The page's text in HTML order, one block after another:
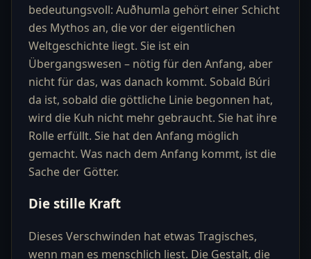
bedeutungsvoll: Auðhumla gehört einer Schicht
des Mythos an, die vor der eigentlichen
Weltgeschichte liegt. Sie ist ein
Übergangswesen – nötig für den Anfang, aber
nicht für das, was danach kommt. Sobald Búri
da ist, sobald die göttliche Linie begonnen hat,
wird die Kuh nicht mehr gebraucht. Sie hat ihre
Rolle erfüllt. Sie hat den Anfang möglich
gemacht. Was nach dem Anfang kommt, ist die
Sache der Götter.
Die stille Kraft
Dieses Verschwinden hat etwas Tragisches,
wenn man es menschlich liest. Die Gestalt, die